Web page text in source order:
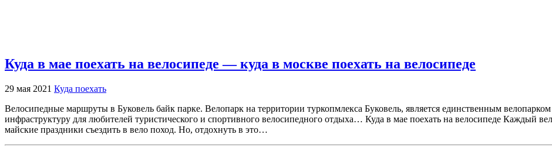
Куда в мае поехать на велосипеде — куда в москве поехать на велосипеде
29 мая 2021 Куда поехать
Велосипедные маршруты в Буковель байк парке. Велопарк на территории туркопмлекса Буковель, является единственным
инфраструктуру для любителей туристического и спортивного велосипедного отдыха… Куда в мае поехать на велосипеде Каждый
майские праздники съездить в вело поход. Но, отдохнуть в это…